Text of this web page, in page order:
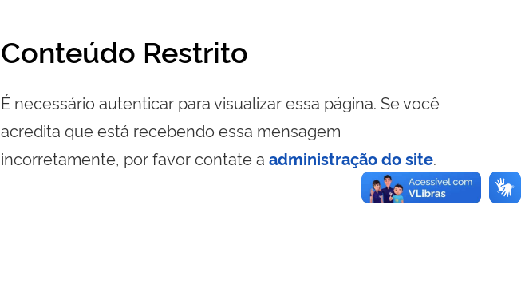
Conteúdo Restrito
É necessário autenticar para visualizar essa página. Se você
acredita que está recebendo essa mensagem
incorretamente, por favor contate a administração do site.